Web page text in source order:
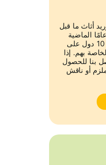
أثاث ما قبل
الماضية
ساعدنا أكثر من 550 عميلاً في 10 دول على
بهم. إذا
بنا للحصول
أو ناقش